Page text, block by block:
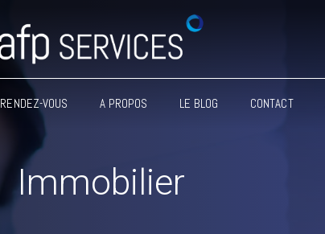
RENDEZ-VOUS A PROPOS LE BLOG CONTACT
Immobilier